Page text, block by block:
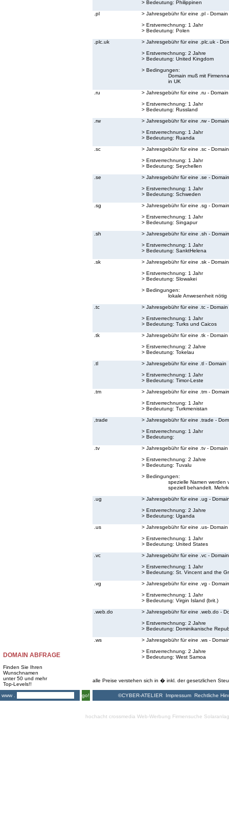
DOMAIN ABFRAGE
Finden Sie Ihren
Wunschnamen
unter 50 und mehr
Top-Levels!!
www .
go!
> Bedeutung: Philippinen
.pl
> Jahresgebühr für eine .pl - Domain
> Erstverrechnung: 1 Jahr
> Bedeutung: Polen
.plc.uk
> Jahresgebühr für eine .plc.uk -
> Erstverrechnung: 2 Jahre
> Bedeutung: United Kingdom
> Bedingungen:
Domain muß mit
in UK
.ru
> Jahresgebühr für eine .ru - Domain
> Erstverrechnung: 1 Jahr
> Bedeutung: Russland
.rw
> Jahresgebühr für eine .rw - Domain
> Erstverrechnung: 1 Jahr
> Bedeutung: Ruanda
.sc
> Jahresgebühr für eine .sc - Domain
> Erstverrechnung: 1 Jahr
> Bedeutung: Seychellen
.se
> Jahresgebühr für eine .se - Domain
> Erstverrechnung: 1 Jahr
> Bedeutung: Schweden
.sg
> Jahresgebühr für eine .sg - Domain
> Erstverrechnung: 1 Jahr
> Bedeutung: Singapur
.sh
> Jahresgebühr für eine .sh - Domain
> Erstverrechnung: 1 Jahr
> Bedeutung: SanktHelena
.sk
> Jahresgebühr für eine .sk - Domain
> Erstverrechnung: 1 Jahr
> Bedeutung: Slowakei
> Bedingungen:
lokale Anwesenheit nötig
.tc
> Jahresgebühr für eine .tc - Domain
> Erstverrechnung: 1 Jahr
> Bedeutung: Turks und Caicos
.tk
> Jahresgebühr für eine .tk - Domain
> Erstverrechnung: 2 Jahre
> Bedeutung: Tokelau
.tl
> Jahresgebühr für eine .tl - Domain
> Erstverrechnung: 1 Jahr
> Bedeutung: Timor-Leste
.tm
> Jahresgebühr für eine .tm - Domain
> Erstverrechnung: 1 Jahr
> Bedeutung: Turkmenistan
,trade
> Jahresgebühr für eine .trade -
> Erstverrechnung: 1 Jahr
> Bedeutung:
.tv
> Jahresgebühr für eine .tv - Domain
> Erstverrechnung: 2 Jahre
> Bedeutung: Tuvalu
> Bedingungen:
spezielle Namen werden
speziell behandelt.
.ug
> Jahresgebühr für eine .ug -
> Erstverrechnung: 2 Jahre
> Bedeutung: Uganda
.us
> Jahresgebühr für eine .us- Domain
> Erstverrechnung: 1 Jahr
> Bedeutung: United States
.vc
> Jahresgebühr für eine .vc - Domain
> Erstverrechnung: 1 Jahr
> Bedeutung: St. Vincent and the
.vg
> Jahresgebühr für eine .vg - Domain
> Erstverrechnung: 1 Jahr
> Bedeutung: Virgin Island (brit.)
.web.do
> Jahresgebühr für eine .web.do -
> Erstverrechnung: 2 Jahre
> Bedeutung: Dominikanische
.ws
> Jahresgebühr für eine .ws -
> Erstverrechnung: 2 Jahre
> Bedeutung: West Samoa
alle Preise verstehen sich in � inkl. der gesetzlichen
©CYBER-ATELIER Impressum Rechtliche
hochacht crossmedia Web-Werbung Firmensuche